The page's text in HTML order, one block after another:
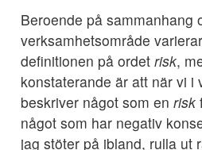
Beroende på sammanhang
verksamhetsområde
definitionen på ordet risk,
konstaterande är att när vi i
beskriver något som en risk
något som har negativ
jag stöter på ibland, rulla ut